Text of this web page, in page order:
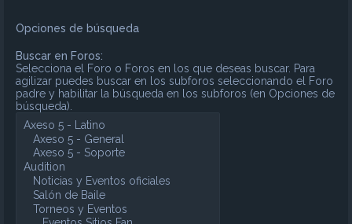
Opciones de búsqueda
Buscar en Foros:
Selecciona el Foro o Foros en los que deseas buscar. Para
agilizar puedes buscar en los subforos seleccionando el Foro
padre y habilitar la búsqueda en los subforos (en Opciones de
búsqueda).